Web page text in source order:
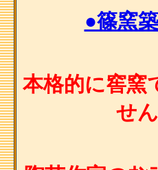
●篠窯
本格的に窖窯
せ